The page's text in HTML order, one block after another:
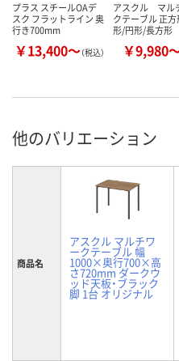
プラス スチールOAデ
スク フラットライン 奥
行き700mm
￥13,400～（税込）
アスクル マル
クテーブル 正
形/円形/長方形
￥9,980
他のバリエーション
商品名
アスクル マルチワ
ークテーブル 幅
1000×奥行700×高
さ720mm ダークウ
ッド天板・ブラック
脚 1台 オリジナル